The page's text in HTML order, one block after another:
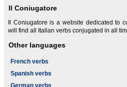
Il Coniugatore
Il Coniugatore is a website dedicated to
will find all Italian verbs conjugated in all
Other languages
French verbs
Spanish verbs
German verbs